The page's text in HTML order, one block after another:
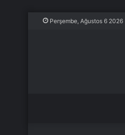
Perşembe, Ağustos 6 2026